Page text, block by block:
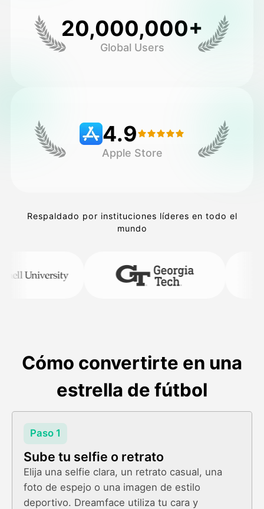
20,000,000+
Global Users
4.9
Apple Store
Respaldado por instituciones líderes en todo el
mundo
Cómo convertirte en una
estrella de fútbol
Paso 1
Sube tu selfie o retrato
Elija una selfie clara, un retrato casual, una
foto de espejo o una imagen de estilo
deportivo. Dreamface utiliza tu cara y